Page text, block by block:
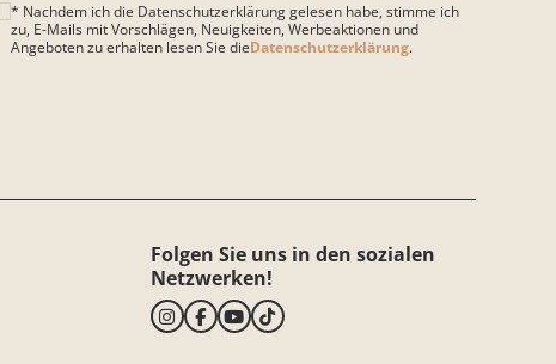
* Nachdem ich die Datenschutzerklärung gelesen habe, stimme ich
zu, E-Mails mit Vorschlägen, Neuigkeiten, Werbeaktionen und
Angeboten zu erhalten lesen Sie dieDatenschutzerklärung.
Bitte lasse dieses Feld leer.
Folgen Sie uns in den sozialen
Netzwerken!